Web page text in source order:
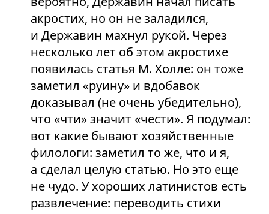
акростих, но он не заладился,
и Державин махнул рукой. Через
несколько лет об этом акростихе
появилась статья М. Холле: он тоже
заметил «руину» и вдобавок
доказывал (не очень убедительно),
что «чти» значит «чести». Я подумал:
вот какие бывают хозяйственные
филологи: заметил то же, что и я,
а сделал целую статью. Но это еще
не чудо. У хороших латинистов есть
развлечение: переводить стихи